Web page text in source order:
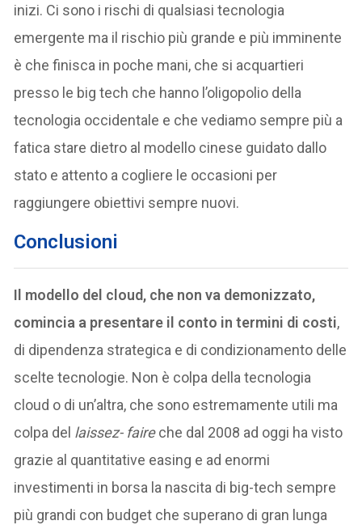
inizi. Ci sono i rischi di qualsiasi tecnologia
emergente ma il rischio più grande e più imminente
è che finisca in poche mani, che si acquartieri
presso le big tech che hanno l’oligopolio della
tecnologia occidentale e che vediamo sempre più a
fatica stare dietro al modello cinese guidato dallo
stato e attento a cogliere le occasioni per
raggiungere obiettivi sempre nuovi.
Conclusioni
Il modello del cloud, che non va demonizzato,
comincia a presentare il conto in termini di costi,
di dipendenza strategica e di condizionamento delle
scelte tecnologie. Non è colpa della tecnologia
cloud o di un’altra, che sono estremamente utili ma
colpa del laissez- faireche dal 2008 ad oggi ha visto
grazie al quantitative easing e ad enormi
investimenti in borsa la nascita di big-tech sempre
più grandi con budget che superano di gran lunga